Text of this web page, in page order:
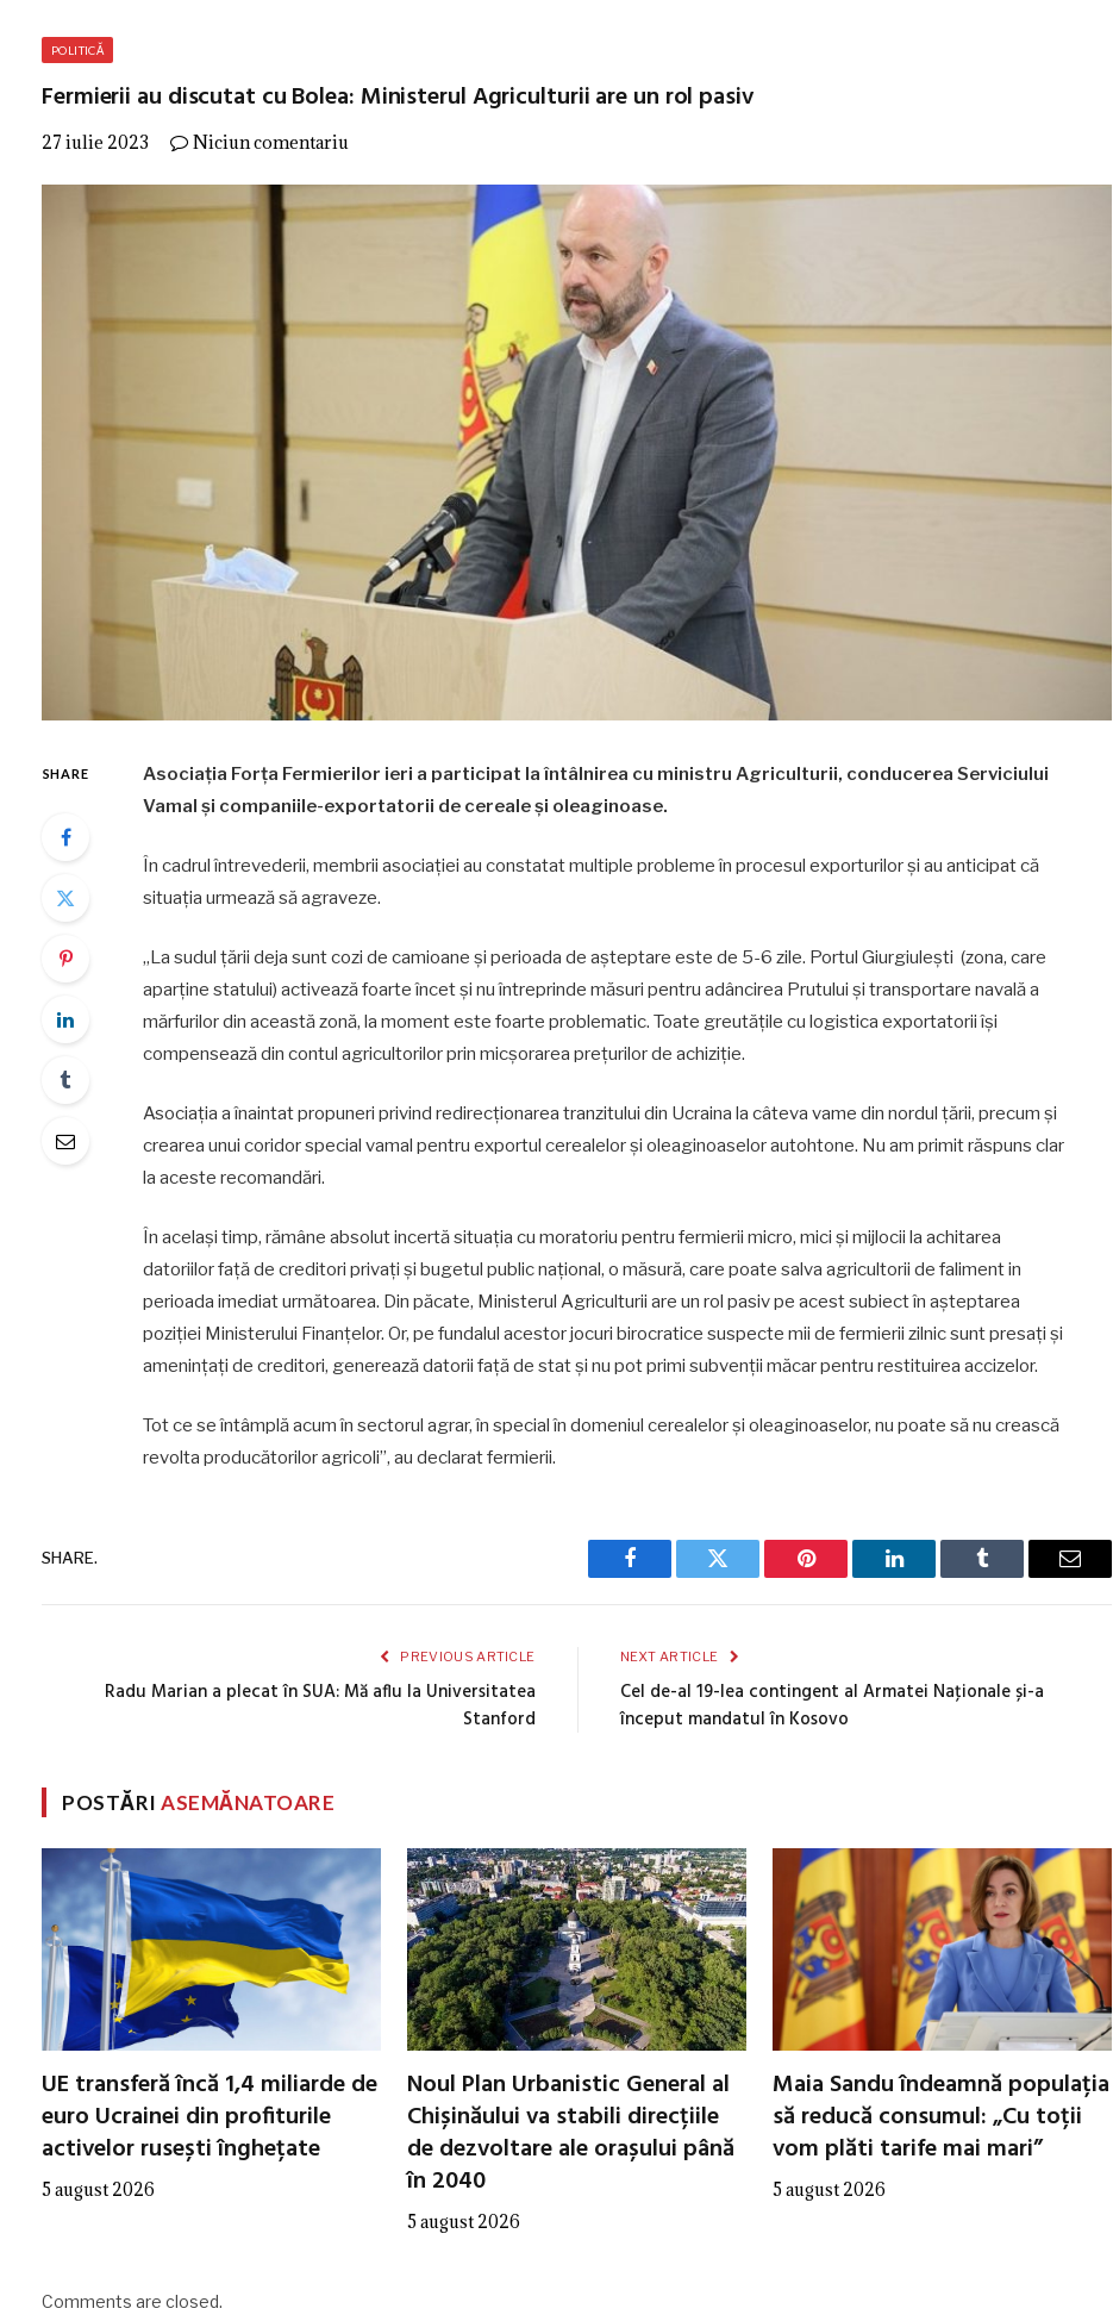
POLITICĂ
Fermierii au discutat cu Bolea: Ministerul Agriculturii are un rol pasiv
27 iulie 2023 Niciun comentariu
SHARE
Asociația Forța Fermierilor ieri a participat la întâlnirea cu ministru Agriculturii, conducerea Serviciului
Vamal și companiile-exportatorii de cereale și oleaginoase.
În cadrul întrevederii, membrii asociației au constatat multiple probleme în procesul exporturilor și au anticipat că
situația urmează să agraveze.
„La sudul țării deja sunt cozi de camioane și perioada de așteptare este de 5-6 zile. Portul Giurgiulești (zona, care
aparține statului) activează foarte încet și nu întreprinde măsuri pentru adâncirea Prutului și transportare navală a
mărfurilor din această zonă, la moment este foarte problematic. Toate greutățile cu logistica exportatorii își
compensează din contul agricultorilor prin micșorarea prețurilor de achiziție.
Asociația a înaintat propuneri privind redirecționarea tranzitului din Ucraina la câteva vame din nordul țării, precum și
crearea unui coridor special vamal pentru exportul cerealelor și oleaginoaselor autohtone. Nu am primit răspuns clar
la aceste recomandări.
În același timp, rămâne absolut incertă situația cu moratoriu pentru fermierii micro, mici și mijlocii la achitarea
datoriilor față de creditori privați și bugetul public național, o măsură, care poate salva agricultorii de faliment in
perioada imediat următoarea. Din păcate, Ministerul Agriculturii are un rol pasiv pe acest subiect în așteptarea
poziției Ministerului Finanțelor. Or, pe fundalul acestor jocuri birocratice suspecte mii de fermierii zilnic sunt presați și
amenințați de creditori, generează datorii față de stat și nu pot primi subvenții măcar pentru restituirea accizelor.
Tot ce se întâmplă acum în sectorul agrar, în special în domeniul cerealelor și oleaginoaselor, nu poate să nu crească
revolta producătorilor agricoli”, au declarat fermierii.
SHARE.
Facebook Twitter Pinterest LinkedIn Tumblr Email
PREVIOUS ARTICLE
Radu Marian a plecat în SUA: Mă aflu la Universitatea
Stanford
NEXT ARTICLE
Cel de-al 19-lea contingent al Armatei Naţionale și-a
început mandatul în Kosovo
POSTĂRIASEMĂNATOARE
UE transferă încă 1,4 miliarde de
euro Ucrainei din profiturile
activelor rusești înghețate
5 august 2026
Noul Plan Urbanistic General al
Chișinăului va stabili direcțiile
de dezvoltare ale orașului până
în 2040
5 august 2026
Maia Sandu îndeamnă populația
să reducă consumul: „Cu toții
vom plăti tarife mai mari”
5 august 2026
Comments are closed.